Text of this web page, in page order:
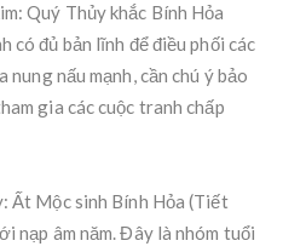
Quý Thủy khắc Bính Hỏa
có đủ bản lĩnh để điều phối các
nung nấu mạnh, cần chú ý bảo
gia các cuộc tranh chấp
Ất Mộc sinh Bính Hỏa (Tiết
nạp âm năm. Đây là nhóm tuổi